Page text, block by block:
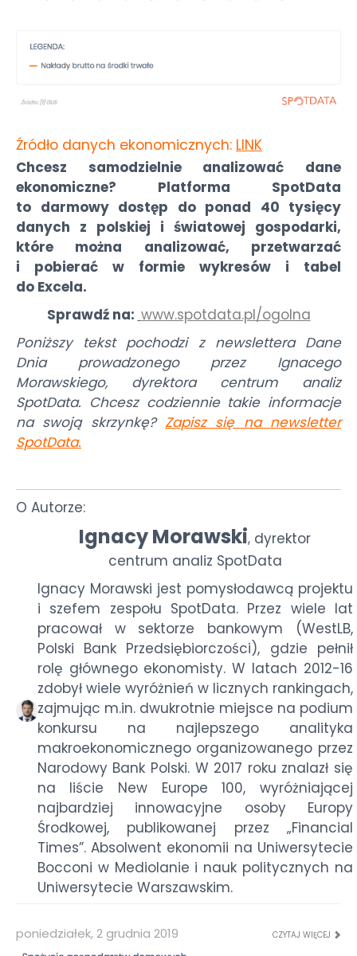
Źródło danych ekonomicznych: LINK
Chcesz samodzielnie analizować dane
ekonomiczne? Platforma SpotData
to darmowy dostęp do ponad 40 tysięcy
danych z polskiej i światowej gospodarki,
które można analizować, przetwarzać
i pobierać w formie wykresów i tabel
do Excela.
Sprawdź na: www.spotdata.pl/ogolna
Poniższy tekst pochodzi z newslettera Dane
Dnia prowadzonego przez Ignacego
Morawskiego, dyrektora centrum analiz
SpotData. Chcesz codziennie takie informacje
na swoją skrzynkę? Zapisz się na newsletter
SpotData.
O Autorze:
Ignacy Morawski, dyrektor
centrum analiz SpotData
Ignacy Morawski jest pomysłodawcą projektu
i szefem zespołu SpotData. Przez wiele lat
pracował w sektorze bankowym (WestLB,
Polski Bank Przedsiębiorczości), gdzie pełnił
rolę głównego ekonomisty. W latach 2012-16
zdobył wiele wyróżnień w licznych rankingach,
zajmując m.in. dwukrotnie miejsce na podium
konkursu na najlepszego analityka
makroekonomicznego organizowanego przez
Narodowy Bank Polski. W 2017 roku znalazł się
na liście New Europe 100, wyróżniającej
najbardziej innowacyjne osoby Europy
Środkowej, publikowanej przez „Financial
Times”. Absolwent ekonomii na Uniwersytecie
Bocconi w Mediolanie i nauk politycznych na
Uniwersytecie Warszawskim.
poniedziałek, 2 grudnia 2019 CZYTAJ WIĘCEJ